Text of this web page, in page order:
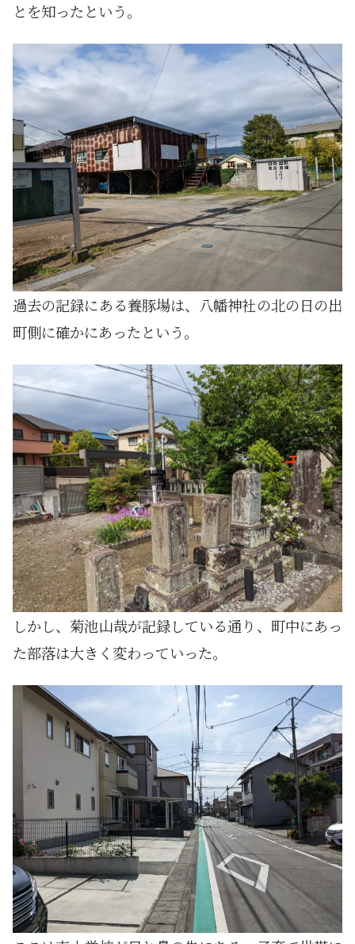
とを知ったという。
過去の記録にある養豚場は、八幡神社の北の日の出
町側に確かにあったという。
しかし、菊池山哉が記録している通り、町中にあっ
た部落は大きく変わっていった。